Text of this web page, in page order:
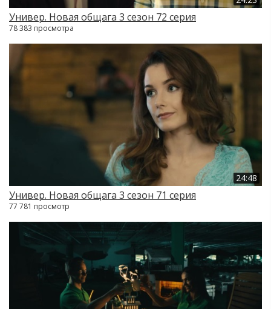
Универ. Новая общага 3 сезон 72 серия
78 383 просмотра
24:48
Универ. Новая общага 3 сезон 71 серия
77 781 просмотр